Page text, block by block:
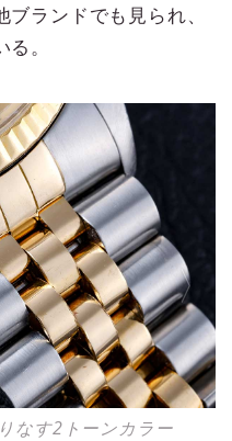
ランドでも見られ、
。
スプ